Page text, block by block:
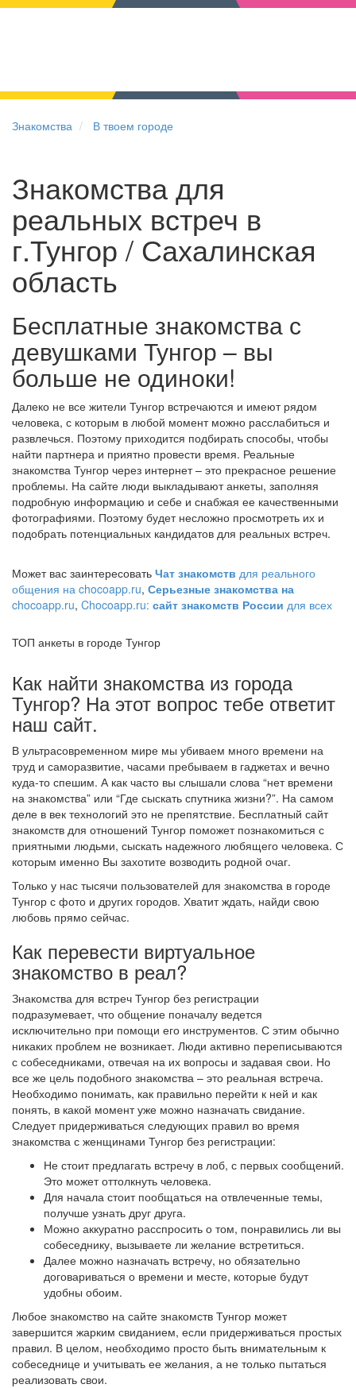
Знакомства В твоем городе
Знакомства для
реальных встреч в
г.Тунгор / Сахалинская
область
Бесплатные знакомства с
девушками Тунгор – вы
больше не одиноки!
Далеко не все жители Тунгор встречаются и имеют рядом
человека, с которым в любой момент можно расслабиться и
развлечься. Поэтому приходится подбирать способы, чтобы
найти партнера и приятно провести время. Реальные
знакомства Тунгор через интернет – это прекрасное решение
проблемы. На сайте люди выкладывают анкеты, заполняя
подробную информацию и себе и снабжая ее качественными
фотографиями. Поэтому будет несложно просмотреть их и
подобрать потенциальных кандидатов для реальных встреч.
Может вас заинтересовать Чат знакомств для реального
общения на chocoapp.ru, Серьезные знакомства на
chocoapp.ru, Chocoapp.ru: сайт знакомств России для всех
ТОП анкеты в городе Тунгор
Как найти знакомства из города
Тунгор? На этот вопрос тебе ответит
наш сайт.
В ультрасовременном мире мы убиваем много времени на
труд и саморазвитие, часами пребываем в гаджетах и вечно
куда-то спешим. А как часто вы слышали слова “нет времени
на знакомства” или “Где сыскать спутника жизни?”. На самом
деле в век технологий это не препятствие. Бесплатный сайт
знакомств для отношений Тунгор поможет познакомиться с
приятными людьми, сыскать надежного любящего человека. С
которым именно Вы захотите возводить родной очаг.
Только у нас тысячи пользователей для знакомства в городе
Тунгор с фото и других городов. Хватит ждать, найди свою
любовь прямо сейчас.
Как перевести виртуальное
знакомство в реал?
Знакомства для встреч Тунгор без регистрации
подразумевает, что общение поначалу ведется
исключительно при помощи его инструментов. С этим обычно
никаких проблем не возникает. Люди активно переписываются
с собеседниками, отвечая на их вопросы и задавая свои. Но
все же цель подобного знакомства – это реальная встреча.
Необходимо понимать, как правильно перейти к ней и как
понять, в какой момент уже можно назначать свидание.
Следует придерживаться следующих правил во время
знакомства с женщинами Тунгор без регистрации:
Не стоит предлагать встречу в лоб, с первых сообщений.
Это может оттолкнуть человека.
Для начала стоит пообщаться на отвлеченные темы,
получше узнать друг друга.
Можно аккуратно расспросить о том, понравились ли вы
собеседнику, вызываете ли желание встретиться.
Далее можно назначать встречу, но обязательно
договариваться о времени и месте, которые будут
удобны обоим.
Любое знакомство на сайте знакомств Тунгор может
завершится жарким свиданием, если придерживаться простых
правил. В целом, необходимо просто быть внимательным к
собеседнице и учитывать ее желания, а не только пытаться
реализовать свои.